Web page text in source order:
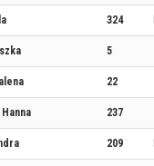
324
5
22
Hanna 237
209